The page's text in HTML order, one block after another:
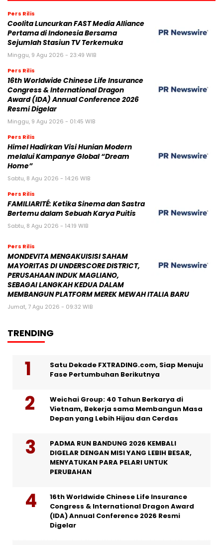
Pers Rilis
Coolita Luncurkan FAST Media Alliance
Pertama di Indonesia Bersama
Sejumlah Stasiun TV Terkemuka
Minggu, 9 Agu 2026 - 23:49 WIB
Pers Rilis
16th Worldwide Chinese Life Insurance
Congress & International Dragon
Award (IDA) Annual Conference 2026
Resmi Digelar
Minggu, 9 Agu 2026 - 01:45 WIB
Pers Rilis
Himel Hadirkan Visi Hunian Modern
melalui Kampanye Global “Dream
Home”
Sabtu, 8 Agu 2026 - 14:26 WIB
Pers Rilis
FAMILIARITÉ: Ketika Sinema dan Sastra
Bertemu dalam Sebuah Karya Puitis
Sabtu, 8 Agu 2026 - 14:19 WIB
Pers Rilis
MONDEVITA MENGAKUISISI SAHAM
MAYORITAS DI UNDERSCORE DISTRICT,
PERUSAHAAN INDUK MAGLIANO,
SEBAGAI LANGKAH KEDUA DALAM
MEMBANGUN PLATFORM MEREK MEWAH ITALIA BARU
Jumat, 7 Agu 2026 - 09:32 WIB
TRENDING
Satu Dekade FXTRADING.com, Siap Menuju
Fase Pertumbuhan Berikutnya
Weichai Group: 40 Tahun Berkarya di
Vietnam, Bekerja sama Membangun Masa
Depan yang Lebih Hijau dan Cerdas
PADMA RUN BANDUNG 2026 KEMBALI
DIGELAR DENGAN MISI YANG LEBIH BESAR,
MENYATUKAN PARA PELARI UNTUK
PERUBAHAN
16th Worldwide Chinese Life Insurance
Congress & International Dragon Award
(IDA) Annual Conference 2026 Resmi
Digelar